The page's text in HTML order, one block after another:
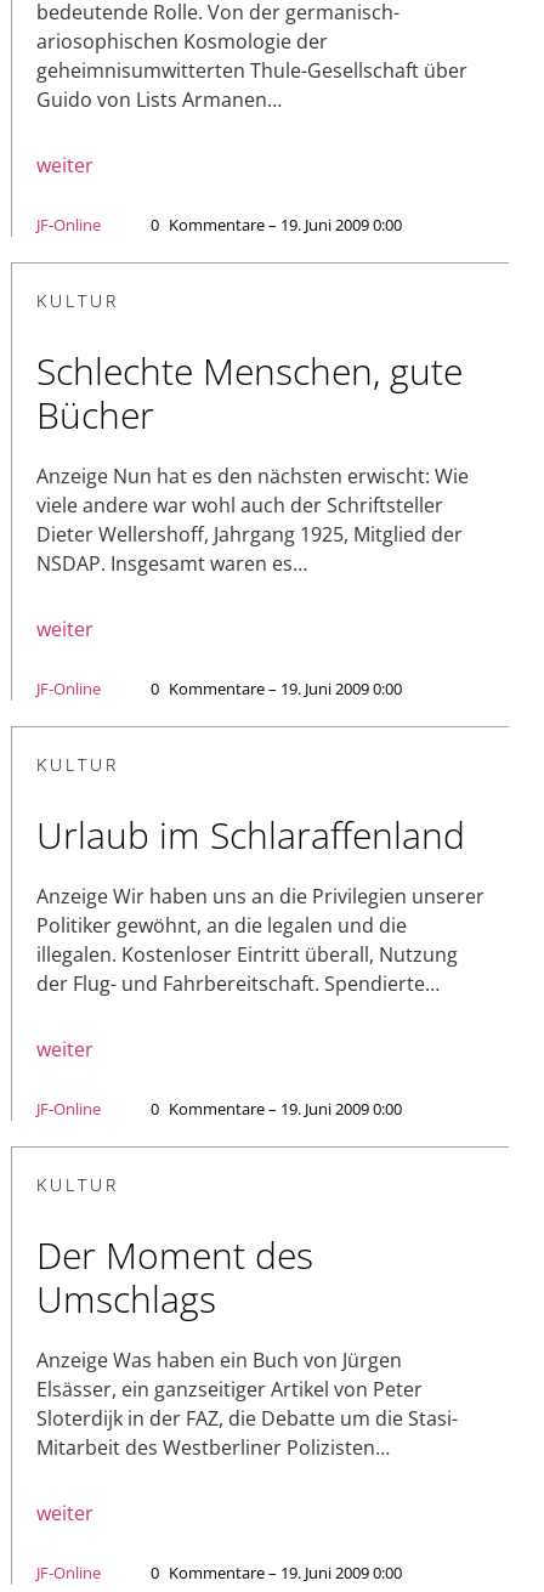
bedeutende Rolle. Von der germanisch-
ariosophischen Kosmologie der
geheimnisumwitterten Thule-Gesellschaft über
Guido von Lists Armanen…
weiter
JF-Online 0 Kommentare – 19. Juni 2009 0:00
KULTUR
Schlechte Menschen, gute
Bücher
Anzeige Nun hat es den nächsten erwischt: Wie
viele andere war wohl auch der Schriftsteller
Dieter Wellershoff, Jahrgang 1925, Mitglied der
NSDAP. Insgesamt waren es…
weiter
JF-Online 0 Kommentare – 19. Juni 2009 0:00
KULTUR
Urlaub im Schlaraffenland
Anzeige Wir haben uns an die Privilegien unserer
Politiker gewöhnt, an die legalen und die
illegalen. Kostenloser Eintritt überall, Nutzung
der Flug- und Fahrbereitschaft. Spendierte…
weiter
JF-Online 0 Kommentare – 19. Juni 2009 0:00
KULTUR
Der Moment des
Umschlags
Anzeige Was haben ein Buch von Jürgen
Elsässer, ein ganzseitiger Artikel von Peter
Sloterdijk in der FAZ, die Debatte um die Stasi-
Mitarbeit des Westberliner Polizisten…
weiter
JF-Online 0 Kommentare – 19. Juni 2009 0:00